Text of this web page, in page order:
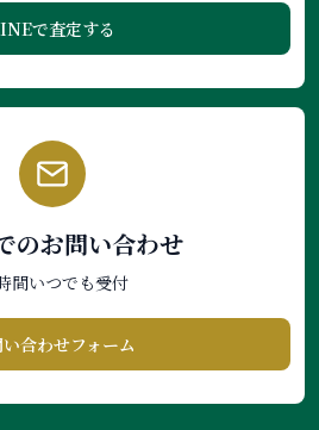
で査定する
のお問い合わせ
間いつでも受付
合わせフォーム